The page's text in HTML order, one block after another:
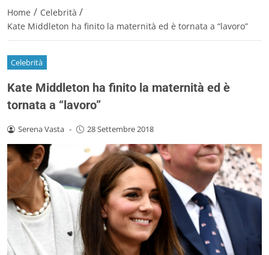
Home / Celebrità /
Kate Middleton ha finito la maternità ed è tornata a “lavoro”
Celebrità
Kate Middleton ha finito la maternità ed è
tornata a “lavoro”
Serena Vasta - 28 Settembre 2018